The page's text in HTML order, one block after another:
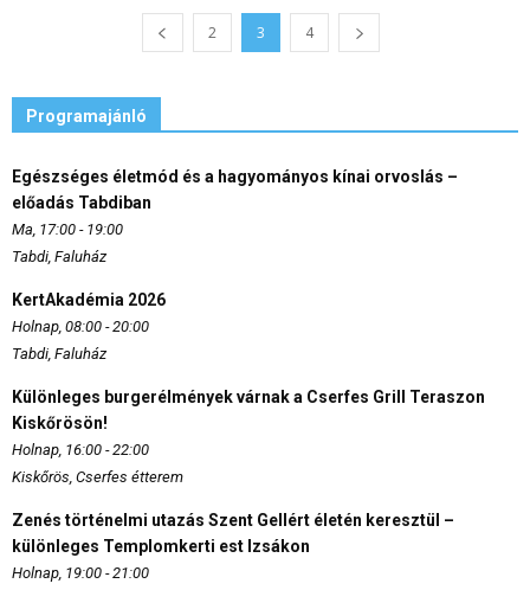
2 3 4
Programajánló
Egészséges életmód és a hagyományos kínai orvoslás –
előadás Tabdiban
Ma, 17:00 - 19:00
Tabdi, Faluház
KertAkadémia 2026
Holnap, 08:00 - 20:00
Tabdi, Faluház
Különleges burgerélmények várnak a Cserfes Grill Teraszon
Kiskőrösön!
Holnap, 16:00 - 22:00
Kiskőrös, Cserfes étterem
Zenés történelmi utazás Szent Gellért életén keresztül –
különleges Templomkerti est Izsákon
Holnap, 19:00 - 21:00